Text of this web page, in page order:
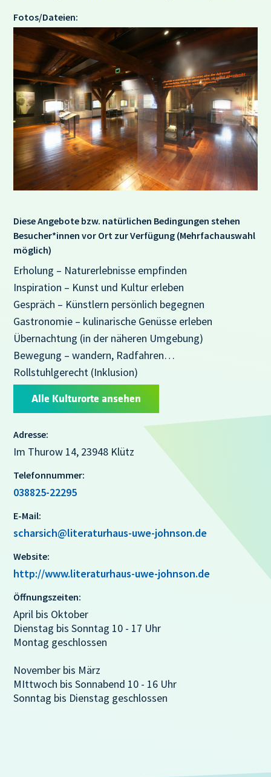
Fotos/Dateien:
Diese Angebote bzw. natürlichen Bedingungen stehen
Besucher*innen vor Ort zur Verfügung (Mehrfachauswahl
möglich)
Erholung – Naturerlebnisse empfinden
Inspiration – Kunst und Kultur erleben
Gespräch – Künstlern persönlich begegnen
Gastronomie – kulinarische Genüsse erleben
Übernachtung (in der näheren Umgebung)
Bewegung – wandern, Radfahren…
Rollstuhlgerecht (Inklusion)
Alle Kulturorte ansehen
Adresse:
Im Thurow 14, 23948 Klütz
Telefonnummer:
038825-22295
E-Mail:
scharsich@literaturhaus-uwe-johnson.de
Website:
http://www.literaturhaus-uwe-johnson.de
Öffnungszeiten:
April bis Oktober
Dienstag bis Sonntag 10 - 17 Uhr
Montag geschlossen
November bis März
MIttwoch bis Sonnabend 10 - 16 Uhr
Sonntag bis Dienstag geschlossen